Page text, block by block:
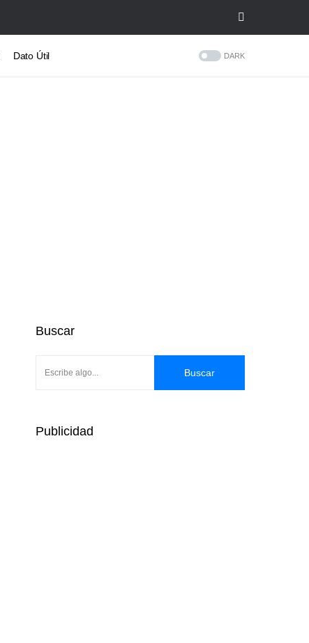
Dato Útil DARK
Buscar
Buscar
Publicidad